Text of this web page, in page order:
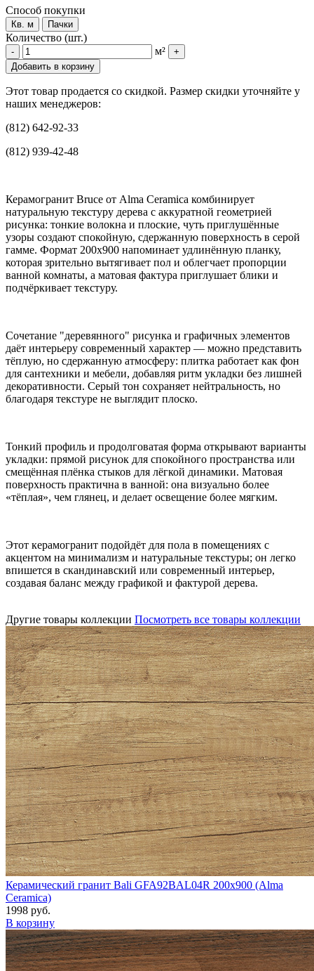
Способ покупки
Кв. м Пачки
Количество (шт.)
- м²
+
Добавить в корзину
Этот товар продается со скидкой. Размер скидки уточняйте у
наших менеджеров:
(812) 642-92-33
(812) 939-42-48
Керамогранит Bruce от Alma Ceramica комбинирует
натуральную текстуру дерева с аккуратной геометрией
рисунка: тонкие волокна и плоские, чуть приглушённые
узоры создают спокойную, сдержанную поверхность в серой
гамме. Формат 200x900 напоминает удлинённую планку,
которая зрительно вытягивает пол и облегчает пропорции
ванной комнаты, а матовая фактура приглушает блики и
подчёркивает текстуру.
Сочетание "деревянного" рисунка и графичных элементов
даёт интерьеру современный характер — можно представить
тёплую, но сдержанную атмосферу: плитка работает как фон
для сантехники и мебели, добавляя ритм укладки без лишней
декоративности. Серый тон сохраняет нейтральность, но
благодаря текстуре не выглядит плоско.
Тонкий профиль и продолговатая форма открывают варианты
укладки: прямой рисунок для спокойного пространства или
смещённая плёнка стыков для лёгкой динамики. Матовая
поверхность практична в ванной: она визуально более
«тёплая», чем глянец, и делает освещение более мягким.
Этот керамогранит подойдёт для пола в помещениях с
акцентом на минимализм и натуральные текстуры; он легко
впишется в скандинавский или современный интерьер,
создавая баланс между графикой и фактурой дерева.
Другие товары коллекции Посмотреть все товары коллекции
Керамический гранит Bali GFA92BAL04R 200x900 (Alma
Ceramica)
1998 руб.
В корзину